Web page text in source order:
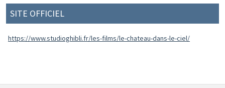
SITE OFFICIEL
https://www.studioghibli.fr/les-films/le-chateau-dans-le-ciel/